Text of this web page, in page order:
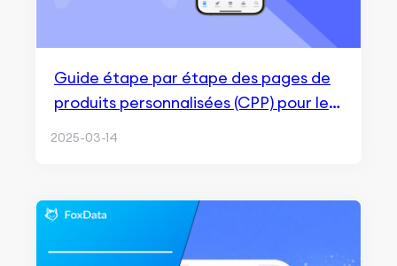
Guide étape par étape des pages de
produits personnalisées (CPP) pour les
2025-03-14